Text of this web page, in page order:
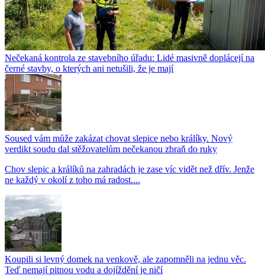
Nečekaná kontrola ze stavebního úřadu: Lidé masivně doplácejí na
černé stavby, o kterých ani netušili, že je mají
Soused vám může zakázat chovat slepice nebo králíky. Nový
verdikt soudu dal stěžovatelům nečekanou zbraň do ruky
Chov slepic a králíků na zahradách je zase víc vidět než dřív. Jenže
ne každý v okolí z toho má radost....
Koupili si levný domek na venkově, ale zapomněli na jednu věc.
Teď nemají pitnou vodu a dojíždění je ničí